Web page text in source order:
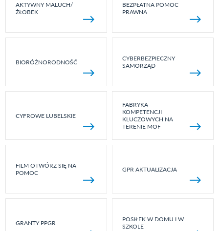
AKTYWNY MALUCH/
ŻŁOBEK
BEZPŁATNA POMOC
PRAWNA
BIORÓŻNORODNOŚĆ
CYBERBEZPIECZNY
SAMORZĄD
CYFROWE LUBELSKIE
FABRYKA
KOMPETENCJI
KLUCZOWYCH NA
TERENIE MOF
FILM OTWÓRZ SIĘ NA
POMOC
GPR AKTUALIZACJA
GRANTY PPGR
POSIŁEK W DOMU I W
SZKOLE